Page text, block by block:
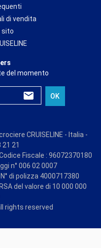
di vendita
sito
del momento
OK
CRUISELINE - Italia -
21 21
Fiscale : 96072370180
n° 006 02 0007
di polizza 4000717380
del valore di 10 000 000
rights reserved